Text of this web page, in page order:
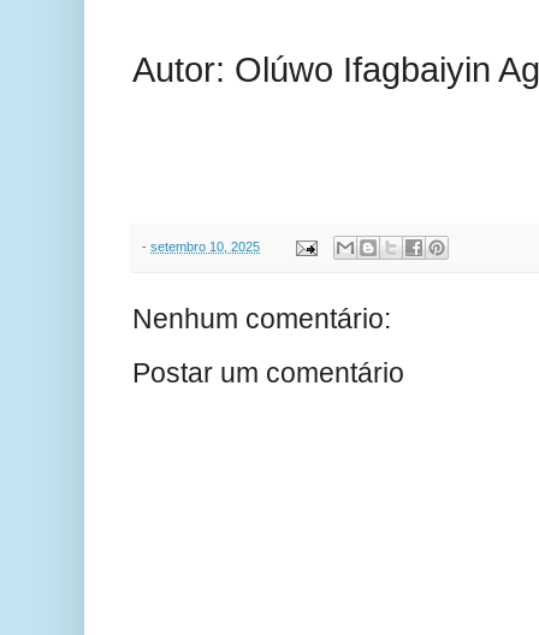
Autor: Olúwo Ifagbaiyin
- setembro 10, 2025
Nenhum comentário:
Postar um comentário